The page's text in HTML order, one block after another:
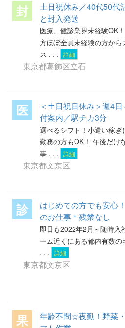
封
土日祝休み／40代50
と封入発送
医療、健診業界未経験OK
方ほぼ全員未経験の方か
ス . . .
詳細
東京都葛飾区立石
医
＜土日祝日休み＞週4
付案内／駅チカ3分
選べるシフト！小遣い稼
勤務の方もOK！ 午後だけ
事 . . .
詳細
東京都文京区
診
はじめての方でも安心
のお仕事＊残業なし
即日も2022年2月～随時入
ーム近くにある都内有数
. . .
詳細
東京都文京区
果
年齢不問☆夜勤！野菜